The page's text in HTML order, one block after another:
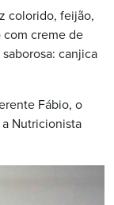
colorido, feijão,
com creme de
canjica
Fábio, o
Nutricionista